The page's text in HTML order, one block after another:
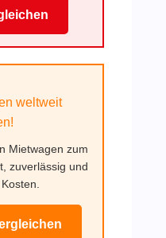
weltweit
Mietwagen zum
zuverlässig und